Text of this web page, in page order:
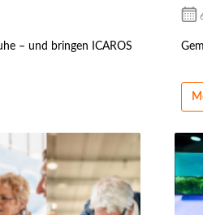
– und bringen ICAROS